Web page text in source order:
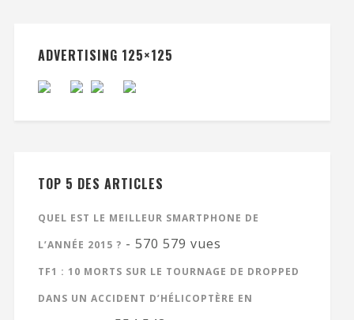
ADVERTISING 125×125
TOP 5 DES ARTICLES
QUEL EST LE MEILLEUR SMARTPHONE DE
L’ANNÉE 2015 ? - 570 579 vues
TF1 : 10 MORTS SUR LE TOURNAGE DE DROPPED
DANS UN ACCIDENT D’HÉLICOPTÈRE EN